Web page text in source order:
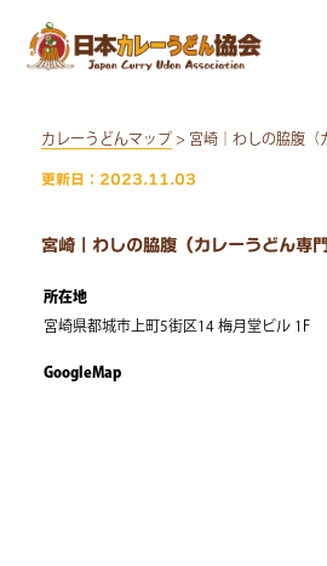
content
カレーうどんマップ> 宮崎｜わしの脇腹（
更新日：2023.11.03
宮崎｜わしの脇腹（カレーうどん専門
所在地
宮崎県都城市上町5街区14 梅月堂ビル 1F
GoogleMap